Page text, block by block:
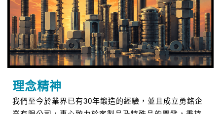
理念精神
我們至今於業界已有30年鍛造的經驗，並且成立勇銘企